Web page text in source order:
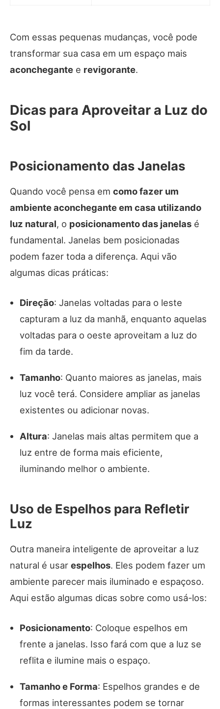
Com essas pequenas mudanças, você pode
transformar sua casa em um espaço mais
aconchegante e revigorante.
Dicas para Aproveitar a Luz do
Sol
Posicionamento das Janelas
Quando você pensa em como fazer um
ambiente aconchegante em casa utilizando
luz natural, o posicionamento das janelas é
fundamental. Janelas bem posicionadas
podem fazer toda a diferença. Aqui vão
algumas dicas práticas:
Direção: Janelas voltadas para o leste
capturam a luz da manhã, enquanto aquelas
voltadas para o oeste aproveitam a luz do
fim da tarde.
Tamanho: Quanto maiores as janelas, mais
luz você terá. Considere ampliar as janelas
existentes ou adicionar novas.
Altura: Janelas mais altas permitem que a
luz entre de forma mais eficiente,
iluminando melhor o ambiente.
Uso de Espelhos para Refletir
Luz
Outra maneira inteligente de aproveitar a luz
natural é usar espelhos. Eles podem fazer um
ambiente parecer mais iluminado e espaçoso.
Aqui estão algumas dicas sobre como usá-los:
Posicionamento: Coloque espelhos em
frente a janelas. Isso fará com que a luz se
reflita e ilumine mais o espaço.
Tamanho e Forma: Espelhos grandes e de
formas interessantes podem se tornar